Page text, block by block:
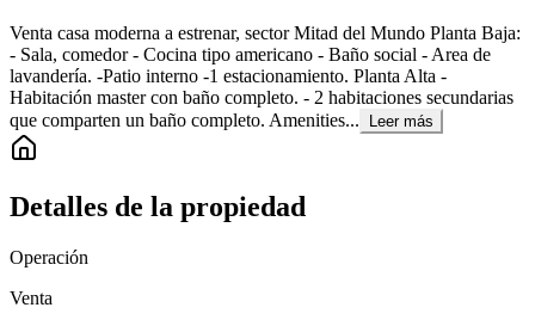
Venta casa moderna a estrenar, sector Mitad del Mundo Planta Baja:
- Sala, comedor - Cocina tipo americano - Baño social - Area de
lavandería. -Patio interno -1 estacionamiento. Planta Alta -
Habitación master con baño completo. - 2 habitaciones secundarias
que comparten un baño completo. Amenities...
Leer más
Detalles de la propiedad
Operación
Venta